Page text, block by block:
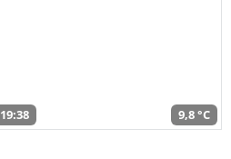
19:38 9,8 °C